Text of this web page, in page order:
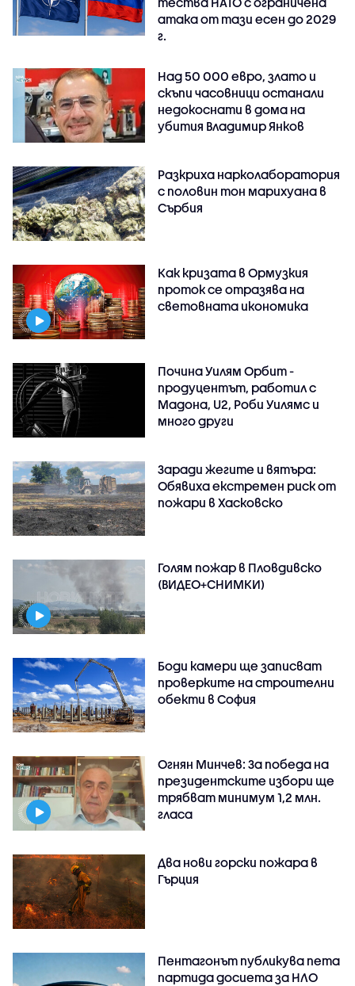
атака от тази есен до 2029
г.
Над 50 000 евро, злато и
скъпи часовници останали
недокоснати в дома на
убития Владимир Янков
Разкриха нарколаборатория
с половин тон марихуана в
Сърбия
Как кризата в Ормузкия
проток се отразява на
световната икономика
Почина Уилям Орбит -
продуцентът, работил с
Мадона, U2, Роби Уилямс и
много други
Заради жегите и вятъра:
Обявиха екстремен риск от
пожари в Хасковско
Голям пожар в Пловдивско
(ВИДЕО+СНИМКИ)
Боди камери ще записват
проверките на строителни
обекти в София
Огнян Минчев: За победа на
президентските избори ще
трябват минимум 1,2 млн.
гласа
Два нови горски пожара в
Гърция
Пентагонът публикува пета
партида досиета за НЛО